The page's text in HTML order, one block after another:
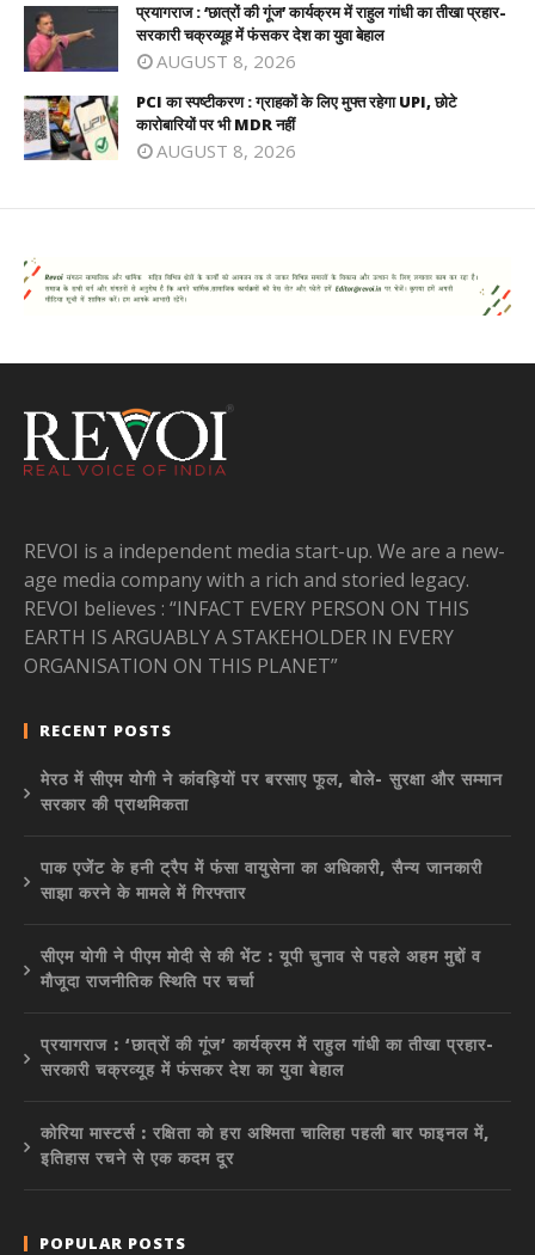
प्रयागराज : ‘छात्रों की गूंज’ कार्यक्रम में राहुल गांधी का तीखा प्रहार-
सरकारी चक्रव्यूह में फंसकर देश का युवा बेहाल
AUGUST 8, 2026
PCI का स्पष्टीकरण : ग्राहकों के लिए मुफ्त रहेगा UPI, छोटे
कारोबारियों पर भी MDR नहीं
AUGUST 8, 2026
REVOI is a independent media start-up. We are a new-
age media company with a rich and storied legacy.
REVOI believes : “INFACT EVERY PERSON ON THIS
EARTH IS ARGUABLY A STAKEHOLDER IN EVERY
ORGANISATION ON THIS PLANET”
RECENT POSTS
मेरठ में सीएम योगी ने कांवड़ियों पर बरसाए फूल, बोले- सुरक्षा और सम्मान
सरकार की प्राथमिकता
पाक एजेंट के हनी ट्रैप में फंसा वायुसेना का अधिकारी, सैन्य जानकारी
साझा करने के मामले में गिरफ्तार
सीएम योगी ने पीएम मोदी से की भेंट : यूपी चुनाव से पहले अहम मुद्दों व
मौजूदा राजनीतिक स्थिति पर चर्चा
प्रयागराज : ‘छात्रों की गूंज’ कार्यक्रम में राहुल गांधी का तीखा प्रहार-
सरकारी चक्रव्यूह में फंसकर देश का युवा बेहाल
कोरिया मास्टर्स : रक्षिता को हरा अश्मिता चालिहा पहली बार फाइनल में,
इतिहास रचने से एक कदम दूर
POPULAR POSTS